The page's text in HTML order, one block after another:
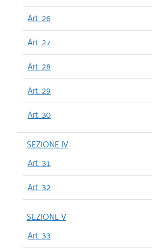
Art. 26
Art. 27
Art. 28
Art. 29
Art. 30
SEZIONE IV
Art. 31
Art. 32
SEZIONE V
Art. 33